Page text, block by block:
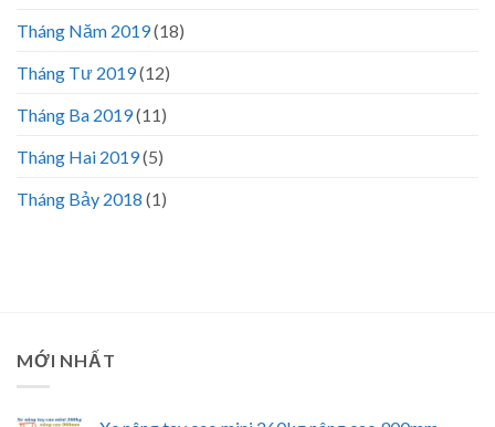
Tháng Năm 2019(18)
Tháng Tư 2019(12)
Tháng Ba 2019(11)
Tháng Hai 2019(5)
Tháng Bảy 2018 (1)
MỚI NHẤT